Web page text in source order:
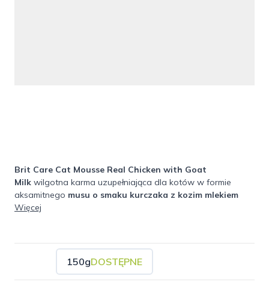
Brit Care Cat Mousse Real Chicken with Goat
Milk wilgotna karma uzupełniająca dla kotów w formie
aksamitnego musu o smaku kurczaka z kozim mlekiem
Aksamitny mus o wyjątkowo gładkiej, kremowej konsystencji
Delikatna, lekka struktura ułatwia spożycie także zwierzętom
z wrażliwą jamą ustną, problemami stomatologicznymi lub w
trakcie rekonwalescencji, a także w okresach obniżonego
Więcej
150gDOSTĘPNE